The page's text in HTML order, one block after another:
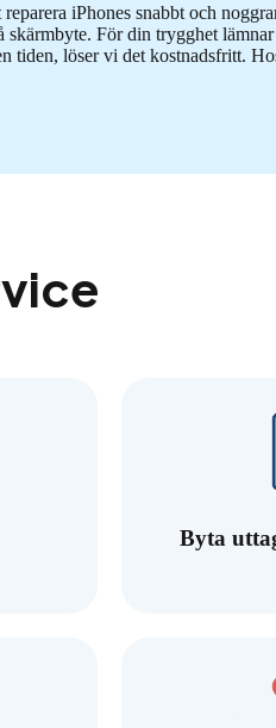
iPhones snabbt och
skärmbyte. För din trygghet
tiden, löser vi det kostnadsfritt.
Byta